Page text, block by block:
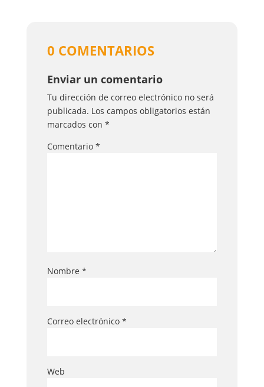
0 COMENTARIOS
Enviar un comentario
Tu dirección de correo electrónico no será
publicada. Los campos obligatorios están
marcados con *
Comentario *
Nombre *
Correo electrónico *
Web